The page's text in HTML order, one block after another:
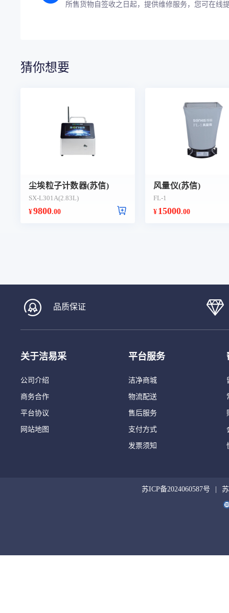
所售货物自签收之日起，提供维修服务，您可在线
猜你想要
尘埃粒子计数器(苏信)
SX-L301A(2.83L)
¥9800.00
风量仪(苏信)
FL-1
¥ 15000.00
品质保证
关于洁易采
公司介绍
商务合作
平台协议
网站地图
平台服务
洁净商城
物流配送
售后服务
支付方式
发票须知
苏ICP备2024060587号